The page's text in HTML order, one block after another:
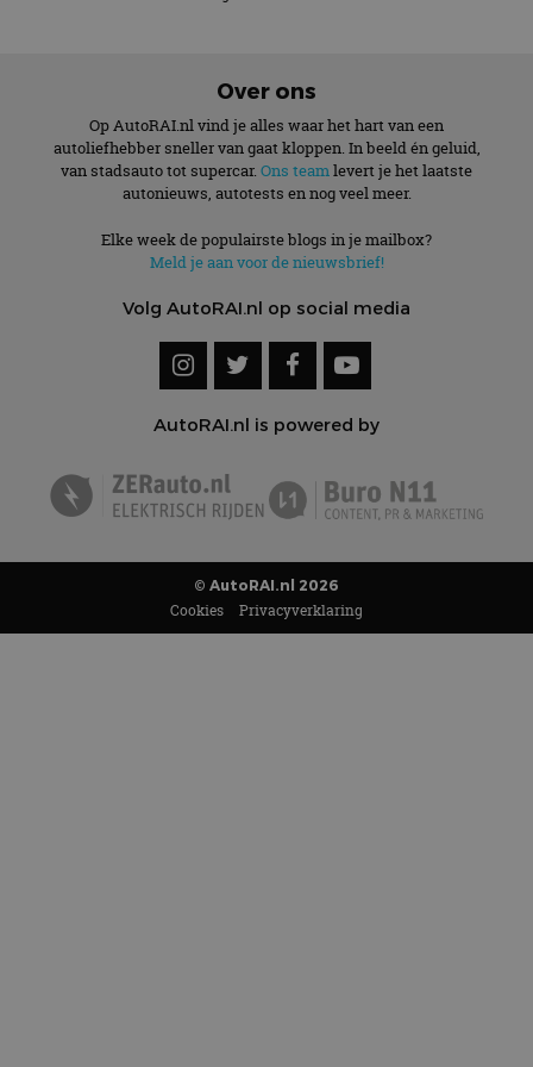
Over ons
Op AutoRAI.nl vind je alles waar het hart van een
autoliefhebber sneller van gaat kloppen. In beeld én geluid,
van stadsauto tot supercar. Ons teamlevert je het laatste
autonieuws, autotests en nog veel meer.
Elke week de populairste blogs in je mailbox?
Meld je aan voor de nieuwsbrief!
Volg AutoRAI.nl op social media
AutoRAI.nl is powered by
© AutoRAI.nl 2026
Cookies Privacyverklaring